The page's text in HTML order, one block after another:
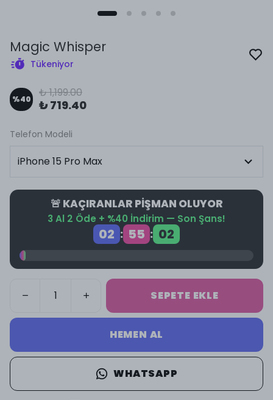
Magic Whisper
Tükeniyor
%40 ₺ 1,199.00
₺ 719.40
Telefon Modeli
🚨 KAÇIRANLAR PİŞMAN OLUYOR
3 Al 2 Öde + %40 İndirim — Son Şans!
02 : 55 : 01
SEPETE EKLE
HEMEN AL
WHATSAPP